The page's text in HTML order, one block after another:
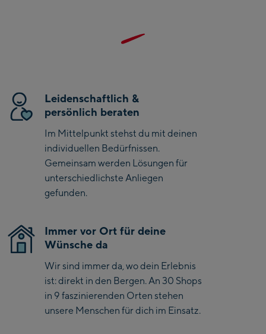
Valley station
AreitXpress Talstation /
Valley station
Drive-in Areit III
Bergstation / Top
Saalfelden:
Saalbach:
Saalbach Life.Style
Saalbach Zentrum
Leidenschaftlich &
persönlich beraten
Im Mittelpunkt stehst du mit deinen
individuellen Bedürfnissen.
Gemeinsam werden Lösungen für
unterschiedlichste Anliegen
gefunden.
Immer vor Ort für deine
Wünsche da
Wir sind immer da, wo dein Erlebnis
ist: direkt in den Bergen. An 30 Shops
in 9 faszinierenden Orten stehen
unsere Menschen für dich im Einsatz.